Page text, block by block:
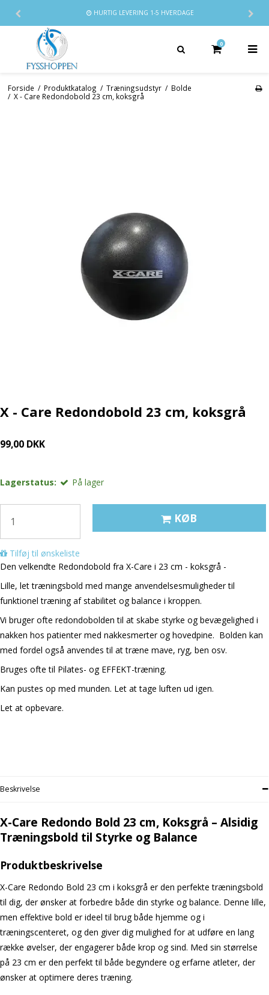
HURTIG LEVERING 1-5 HVERDAGE
0
Forside / Produktkatalog / Træningsudstyr / Bolde
/ X - Care Redondobold 23 cm, koksgrå
X - Care Redondobold 23 cm, koksgrå
99,00 DKK
Lagerstatus: På lager
KØB
Tilføj til ønskeliste
Den velkendte Redondobold fra X-Care i 23 cm - koksgrå -
Lille, let træningsbold med mange anvendelsesmuligheder til
funktionel træning af stabilitet og balance i kroppen.
Vi bruger ofte redondobolden til at skabe styrke og bevægelighed i
nakken hos patienter med nakkesmerter og hovedpine. Bolden kan
med fordel også anvendes til at træne mave, ryg, ben osv.
Bruges ofte til Pilates- og EFFEKT-træning.
Kan pustes op med munden. Let at tage luften ud igen.
Let at opbevare.
Beskrivelse
X-Care Redondo Bold 23 cm, Koksgrå – Alsidig
Træningsbold til Styrke og Balance
Produktbeskrivelse
X-Care Redondo Bold 23 cm i koksgrå er den perfekte træningsbold
til dig, der ønsker at forbedre både din styrke og balance. Denne lille,
men effektive bold er ideel til brug både hjemme og i
træningscenteret, og den giver dig mulighed for at udføre en lang
række øvelser, der engagerer både krop og sind. Med sin størrelse
på 23 cm er den perfekt til både begyndere og erfarne atleter, der
ønsker at optimere deres træning.